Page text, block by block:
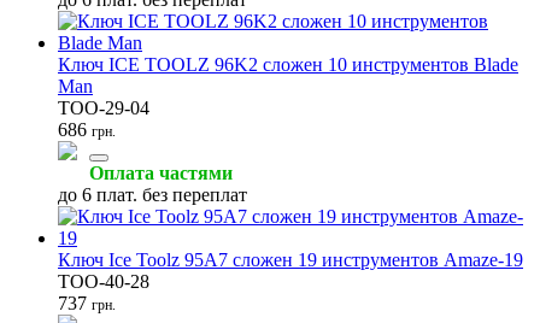
Ключ ICE TOOLZ 96K2 сложен 10 инструментов Blade
Man
TOO-29-04
686 грн.
Оплата частями
до 6 плат. без переплат
Ключ Ice Toolz 95A7 сложен 19 инструментов Amaze-19
TOO-40-28
737 грн.